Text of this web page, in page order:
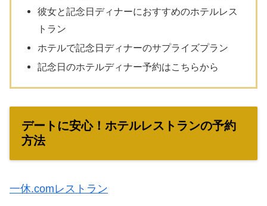
彼女と記念日ディナーにおすすめのホテルレス
トラン
ホテルで記念日ディナーのサプライズプラン
記念日のホテルディナー予約はこちらから
デートに安心！ホテルレストランの予約
方法
一休.comレストラン